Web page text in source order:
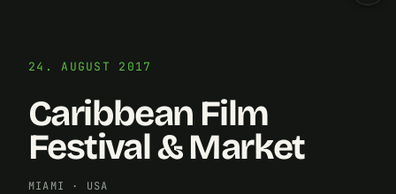
24. AUGUST 2017
Caribbean Film
Festival & Market
MIAMI · USA